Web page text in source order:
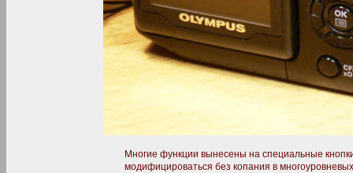
Многие функции вынесены на специальные
модифицироваться без копания в